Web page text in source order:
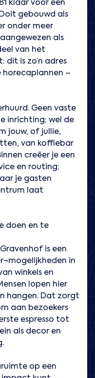
klaar voor een
gebouwd als
onder meer
als
van het
dit is zo’n adres
horecaplannen –
Geen vaste
inrichting; wel de
jouw, of jullie,
van koffiebar
creëer je een
en routing;
je gasten
laat
doen en te
is een
in
winkels en
lopen hier
hangen. Dat zorgt
aan bezoekers
espresso tot
als decor en
op een